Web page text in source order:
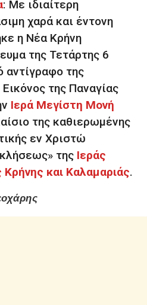
: Με ιδιαίτερη
χαρά και έντονη
η Νέα Κρήνη
της Τετάρτης 6
αντίγραφο της
της Παναγίας
Ιερά Μεγίστη Μονή
της καθιερωμένης
εν Χριστώ
της Ιεράς
και Καλαμαριάς.